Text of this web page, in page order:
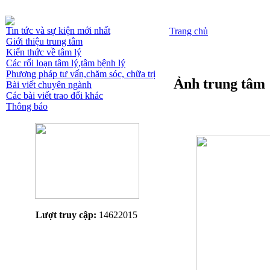
Tin tức và sự kiện mới nhất
Giới thiệu trung tâm
Kiến thức về tâm lý
Các rối loạn tâm lý,tâm bệnh lý
Phương pháp tư vấn,chăm sóc, chữa trị
Bài viết chuyên ngành
Các bài viết trao đổi khác
Thông báo
Lượt truy cập: 14622015
Trang chủ
Ảnh trung tâm